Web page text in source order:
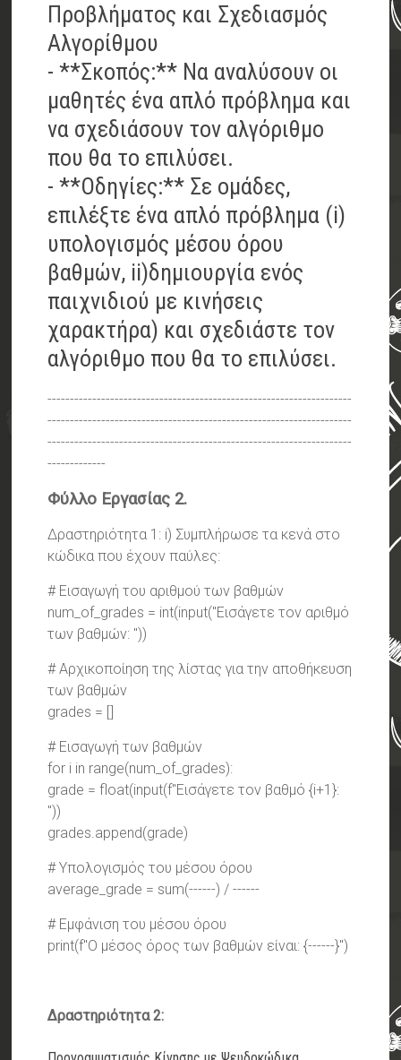
Προβλήματος και Σχεδιασμός
Αλγορίθμου
- **Σκοπός:** Να αναλύσουν οι
μαθητές ένα απλό πρόβλημα και
να σχεδιάσουν τον αλγόριθμο
που θα το επιλύσει.
- **Οδηγίες:** Σε ομάδες,
επιλέξτε ένα απλό πρόβλημα (i)
υπολογισμός μέσου όρου
βαθμών, ii)δημιουργία ενός
παιχνιδιού με κινήσεις
χαρακτήρα) και σχεδιάστε τον
αλγόριθμο που θα το επιλύσει.
--------------------------------------------------------------------
--------------------------------------------------------------------
--------------------------------------------------------------------
-------------
Φύλλο Εργασίας 2.
Δραστηριότητα 1: i) Συμπλήρωσε τα κενά στο
κώδικα που έχουν παύλες:
# Εισαγωγή του αριθμού των βαθμών
num_of_grades = int(input("Εισάγετε τον αριθμό
των βαθμών: "))
# Αρχικοποίηση της λίστας για την αποθήκευση
των βαθμών
grades = []
# Εισαγωγή των βαθμών
for i in range(num_of_grades):
grade = float(input(f"Εισάγετε τον βαθμό {i+1}:
"))
grades.append(grade)
# Υπολογισμός του μέσου όρου
average_grade = sum(------) / ------
# Εμφάνιση του μέσου όρου
print(f"Ο μέσος όρος των βαθμών είναι: {------}")
Δραστηριότητα 2: